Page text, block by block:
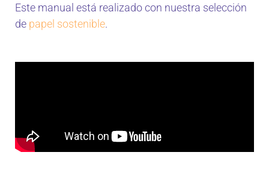
Este manual está realizado con nuestra selección
de papel sostenible.